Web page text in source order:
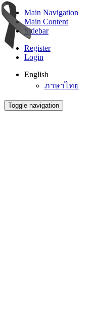
Main Navigation
Main Content
Sidebar
Register
Login
English
ภาษาไทย
Toggle navigation